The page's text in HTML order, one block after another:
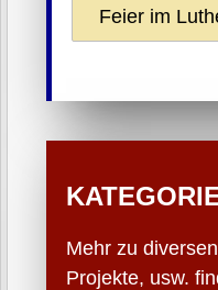
Feier im
Mehr zu
Projekte, usw.